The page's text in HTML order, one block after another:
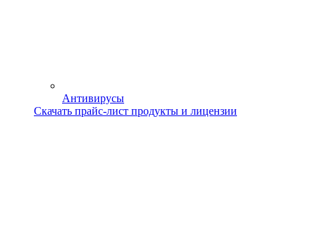
Антивирусы
Скачать прайс-лист продукты и лицензии